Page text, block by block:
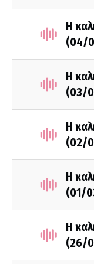
Η
(04/
Η
(03/
Η
(02/
Η
(01/
Η
(26/